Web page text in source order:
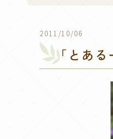
2011/10/06
「とある